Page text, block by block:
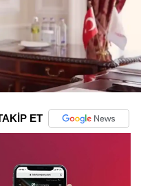
ET